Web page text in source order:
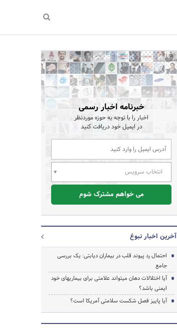
خبرنامه اخبار رسمی
اخبار را با توجه به حوزه موردنظر
در ایمیل خود دریافت کنید
انتخاب سرویس
می خواهم مشترک شوم
آخرین اخبار نبوغ
احتمال رد پیوند قلب در بیماران دیابتی: یک بررسی
جامع
آیا اختلالات دهان میتواند علامتی برای بیماریهای خود
ایمنی باشد؟
آیا پاییز فصل شکست سلامتی آمریکا است؟